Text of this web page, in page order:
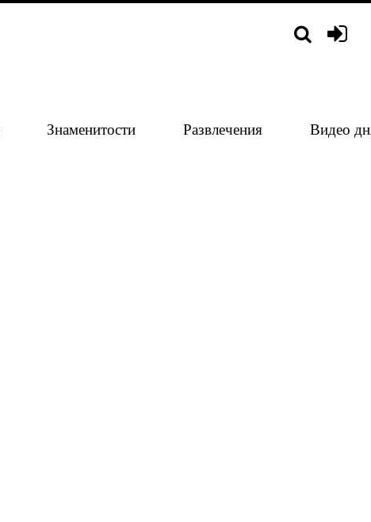
Знаменитости Развлечения Видео